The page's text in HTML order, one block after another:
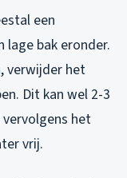
een
lage bak eronder.
verwijder het
Dit kan wel 2-3
het
vrij.